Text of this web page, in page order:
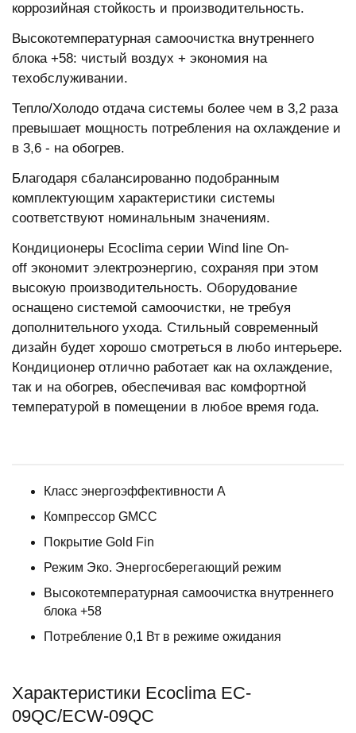
коррозийная стойкость и производительность.
Высокотемпературная самоочистка внутреннего
блока +58: чистый воздух + экономия на
техобслуживании.
Тепло/Холодо отдача системы более чем в 3,2 раза
превышает мощность потребления на охлаждение и
в 3,6 - на обогрев.
Благодаря сбалансированно подобранным
комплектующим характеристики системы
соответствуют номинальным значениям.
Кондиционеры Ecoclima серии Wind line On-
off экономит электроэнергию, сохраняя при этом
высокую производительность. Оборудование
оснащено системой самоочистки, не требуя
дополнительного ухода. Стильный современный
дизайн будет хорошо смотреться в любо интерьере.
Кондиционер отлично работает как на охлаждение,
так и на обогрев, обеспечивая вас комфортной
температурой в помещении в любое время года.
Класс энергоэффективности A
Компрессор GMCC
Покрытие Gold Fin
Режим Эко. Энергосберегающий режим
Высокотемпературная самоочистка внутреннего
блока +58
Потребление 0,1 Вт в режиме ожидания
Характеристики Ecoclima EC-
09QC/ECW-09QC